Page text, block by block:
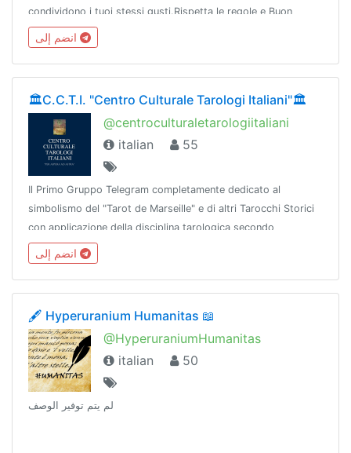
condividono i tuoi stessi gusti.Rispetta le regole e Buon
Divertimento!!!
🏛C.C.T.I. "Centro Culturale Tarologi Italiani"🏛
@centroculturaletarologiitaliani
italian
55
Il Primo Gruppo Telegram completamente dedicato al
simbolismo del "Tarot de Marseille" e di altri Tarocchi Storici
con applicazione della disciplina tarologica secondo
Camoin/Jodo©e Accademia dei Tarocchi Bozzelli©. No spam,
18+
🖋 Hyperuranium Humanitas 📖
@HyperuraniumHumanitas
italian
50
لم يتم توفير الوصف